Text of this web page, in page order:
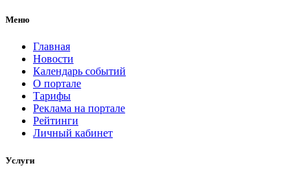
Меню
Главная
Новости
Календарь событий
О портале
Тарифы
Реклама на портале
Рейтинги
Личный кабинет
Услуги